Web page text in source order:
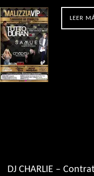
LEER
DJ CHARLIE –